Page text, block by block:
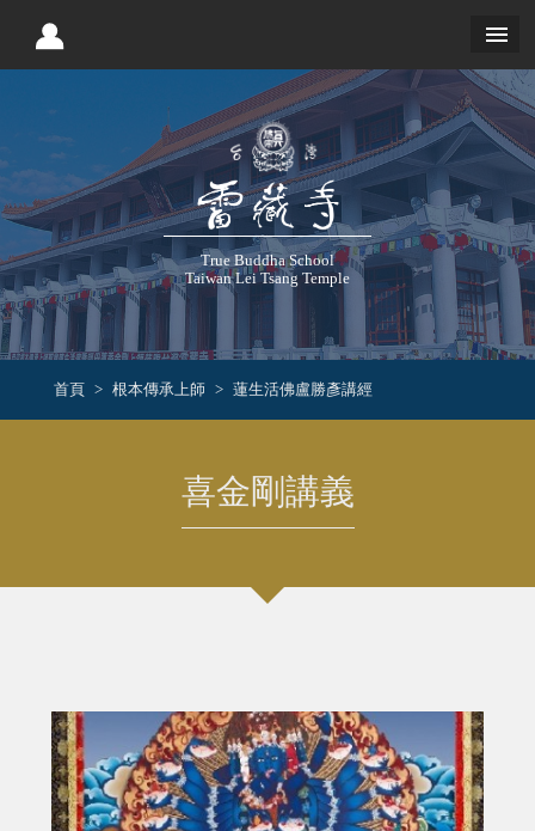
True Buddha School
Taiwan Lei Tsang Temple
首頁 根本傳承上師 蓮生活佛盧勝彥講經
喜金剛講義